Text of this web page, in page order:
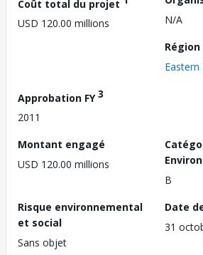
Coût total du projet
USD 120.00 millions
N/A
Région
Approbation FY3
2011
Montant engagé
USD 120.00 millions
B
Risque environnemental
et social
Sans objet
Date
31